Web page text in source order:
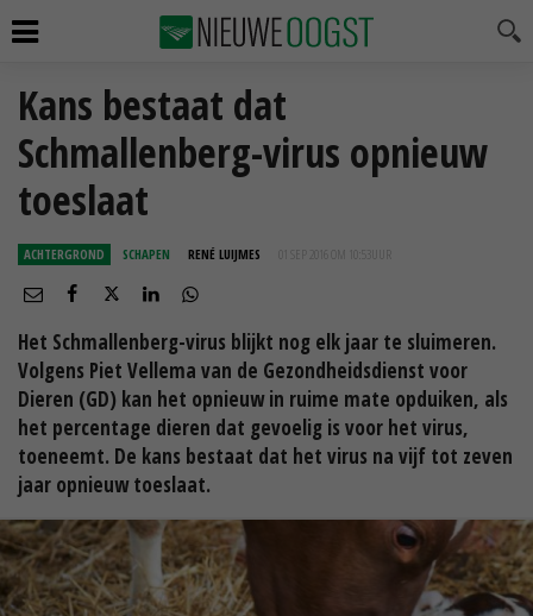
Kans bestaat dat
Schmallenberg-virus opnieuw
toeslaat
ACHTERGROND SCHAPEN RENÉ LUIJMES 01 SEP 2016 OM 10:53
Het Schmallenberg-virus blijkt nog elk jaar te sluimeren.
Volgens Piet Vellema van de Gezondheidsdienst voor
Dieren (GD) kan het opnieuw in ruime mate opduiken, als
het percentage dieren dat gevoelig is voor het virus,
toeneemt. De kans bestaat dat het virus na vijf tot zeven
jaar opnieuw toeslaat.